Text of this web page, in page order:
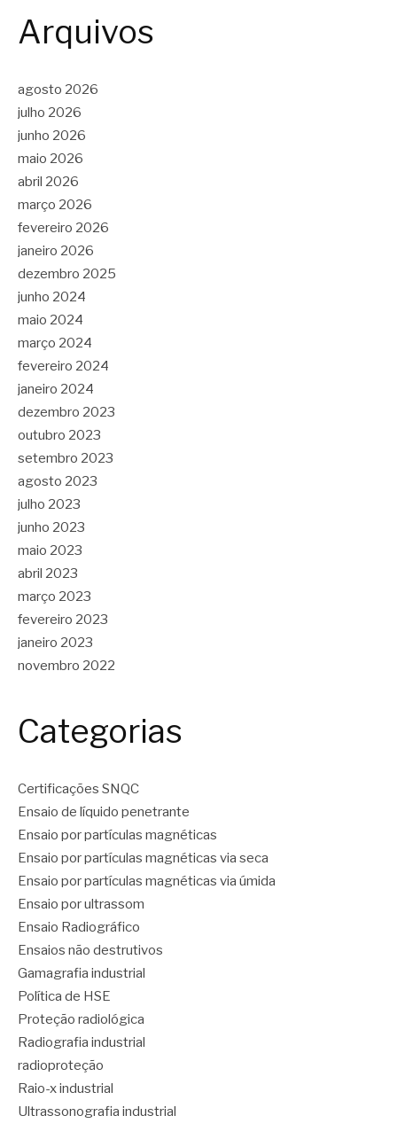
Arquivos
agosto 2026
julho 2026
junho 2026
maio 2026
abril 2026
março 2026
fevereiro 2026
janeiro 2026
dezembro 2025
junho 2024
maio 2024
março 2024
fevereiro 2024
janeiro 2024
dezembro 2023
outubro 2023
setembro 2023
agosto 2023
julho 2023
junho 2023
maio 2023
abril 2023
março 2023
fevereiro 2023
janeiro 2023
novembro 2022
Categorias
Certificações SNQC
Ensaio de líquido penetrante
Ensaio por partículas magnéticas
Ensaio por partículas magnéticas via seca
Ensaio por partículas magnéticas via úmida
Ensaio por ultrassom
Ensaio Radiográfico
Ensaios não destrutivos
Gamagrafia industrial
Política de HSE
Proteção radiológica
Radiografia industrial
radioproteção
Raio-x industrial
Ultrassonografia industrial